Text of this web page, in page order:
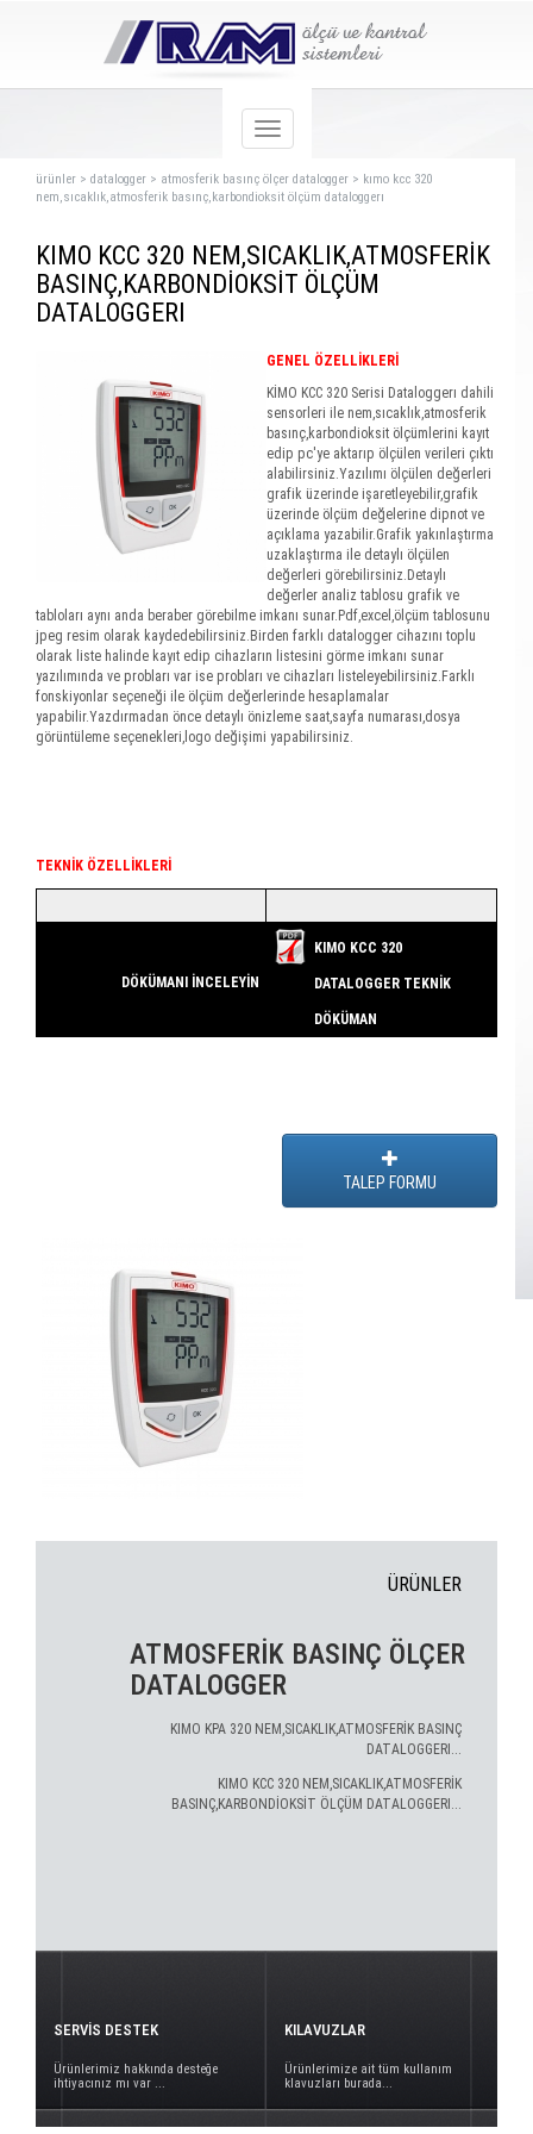
ürünler > datalogger > atmosferik basınç ölçer datalogger > kımo kcc 320
nem,sıcaklık,atmosferik basınç,karbondioksit ölçüm dataloggerı
KIMO KCC 320 NEM,SICAKLIK,ATMOSFERİK
BASINÇ,KARBONDİOKSİT ÖLÇÜM
DATALOGGERI
GENEL ÖZELLİKLERİ
KİMO KCC 320 Serisi Dataloggerı dahili
sensorleri ile nem,sıcaklık,atmosferik
basınç,karbondioksit ölçümlerini kayıt
edip pc'ye aktarıp ölçülen verileri çıktı
alabilirsiniz.Yazılımı ölçülen değerleri
grafik üzerinde işaretleyebilir,grafik
üzerinde ölçüm değelerine dipnot ve
açıklama yazabilir.Grafik yakınlaştırma
uzaklaştırma ile detaylı ölçülen
değerleri görebilirsiniz.Detaylı
değerler analiz tablosu grafik ve
tabloları aynı anda beraber görebilme imkanı sunar.Pdf,excel,ölçüm tablosunu
jpeg resim olarak kaydedebilirsiniz.Birden farklı datalogger cihazını toplu
olarak liste halinde kayıt edip cihazların listesini görme imkanı sunar
yazılımında ve probları var ise probları ve cihazları listeleyebilirsiniz.Farklı
fonskiyonlar seçeneği ile ölçüm değerlerinde hesaplamalar
yapabilir.Yazdırmadan önce detaylı önizleme saat,sayfa numarası,dosya
görüntüleme seçenekleri,logo değişimi yapabilirsiniz.
TEKNİK ÖZELLİKLERİ
DÖKÜMANI İNCELEYİN
KIMO KCC 320
DATALOGGER TEKNİK
DÖKÜMAN
TALEP FORMU
ÜRÜNLER
ATMOSFERİK BASINÇ ÖLÇER
DATALOGGER
KIMO KPA 320 NEM,SICAKLIK,ATMOSFERİK BASINÇ
DATALOGGERI...
KIMO KCC 320 NEM,SICAKLIK,ATMOSFERİK
BASINÇ,KARBONDİOKSİT ÖLÇÜM DATALOGGERI...
SERVİS DESTEK
Ürünlerimiz hakkında desteğe
ihtiyacınız mı var ...
KILAVUZLAR
Ürünlerimize ait tüm kullanım
klavuzları burada...